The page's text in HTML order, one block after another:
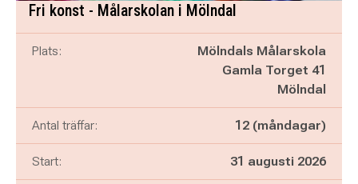
Fri konst - Målarskolan i Mölndal
Plats:
Mölndals Målarskola
Gamla Torget 41
Mölndal
Antal träffar: 12 (måndagar)
Start: 31 augusti 2026